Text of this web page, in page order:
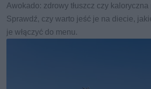
Awokado: zdrowy tłuszcz czy kaloryczna
Sprawdź, czy warto jeść je na diecie,
je włączyć do menu.